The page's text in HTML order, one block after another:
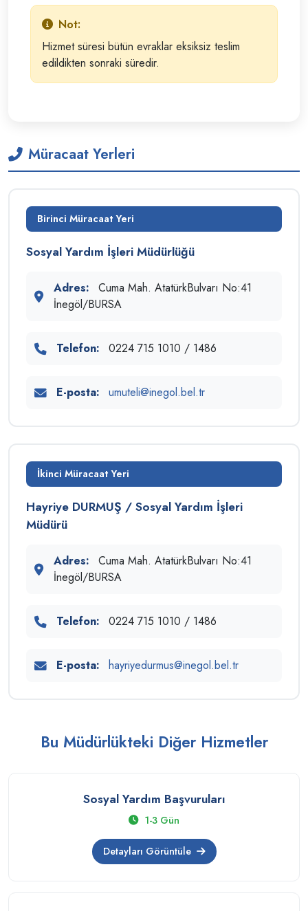
Not:
Hizmet süresi bütün evraklar eksiksiz teslim
edildikten sonraki süredir.
Müracaat Yerleri
Birinci Müracaat Yeri
Sosyal Yardım İşleri Müdürlüğü
Adres:
Cuma Mah. AtatürkBulvarı No:41
İnegöl/BURSA
Telefon: 0224 715 1010 / 1486
E-posta: umuteli@inegol.bel.tr
İkinci Müracaat Yeri
Hayriye DURMUŞ / Sosyal Yardım İşleri
Müdürü
Adres:
Cuma Mah. AtatürkBulvarı No:41
İnegöl/BURSA
Telefon: 0224 715 1010 / 1486
E-posta: hayriyedurmus@inegol.bel.tr
Bu Müdürlükteki Diğer Hizmetler
Sosyal Yardım Başvuruları
1-3 Gün
Detayları Görüntüle